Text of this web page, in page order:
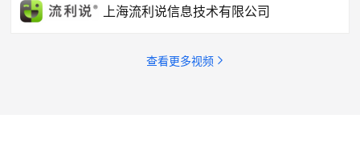
上海流利说信息技术有限公司
查看更多视频